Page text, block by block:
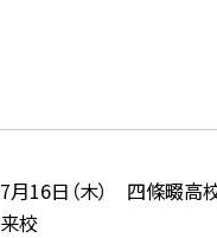
7月16日（木） 四條畷高
来校